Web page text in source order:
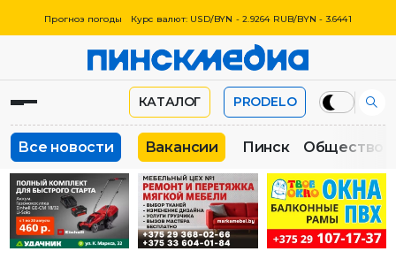
Прогноз погоды Курс валют: USD/BYN - 2.9264 RUB/BYN - 3.6441
КАТАЛОГ PRODELO
Все новости Вакансии Пинск Общество